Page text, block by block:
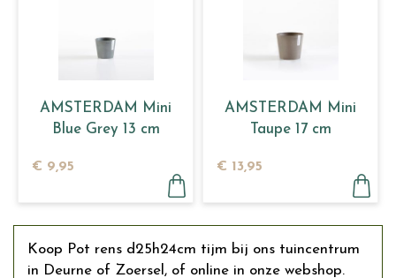
AMSTERDAM Mini
Blue Grey 13 cm
€ 9,95
AMSTERDAM Mini
Taupe 17 cm
€ 13,95
Koop Pot rens d25h24cm tijm bij ons tuincentrum
in Deurne of Zoersel, of online in onze webshop.